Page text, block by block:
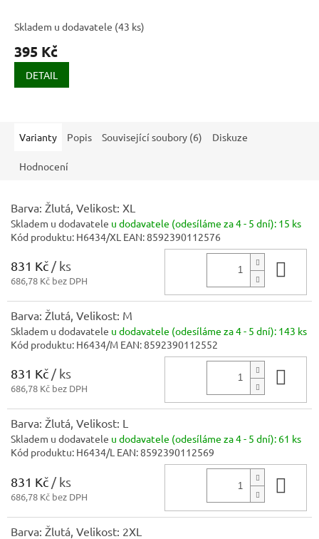
Skladem u dodavatele (43 ks)
395 Kč
DETAIL
Varianty Popis Související soubory (6) Diskuze
Hodnocení
Barva: Žlutá, Velikost: XL
Skladem u dodavatele u dodavatele (odesíláme za 4 - 5 dní): 15 ks
Kód produktu: H6434/XL EAN:8592390112576
831 Kč / ks
686,78 Kč bez DPH
Barva: Žlutá, Velikost: M
Skladem u dodavatele u dodavatele (odesíláme za 4 - 5 dní): 143 ks
Kód produktu: H6434/M EAN:8592390112552
831 Kč / ks
686,78 Kč bez DPH
Barva: Žlutá, Velikost: L
Skladem u dodavatele u dodavatele (odesíláme za 4 - 5 dní): 61 ks
Kód produktu: H6434/L EAN:8592390112569
831 Kč / ks
686,78 Kč bez DPH
Barva: Žlutá, Velikost: 2XL